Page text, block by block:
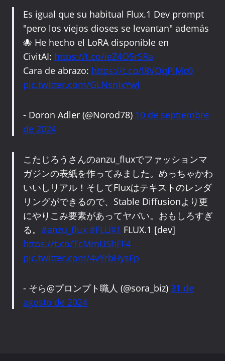
Es igual que su habitual Flux.1 Dev prompt
"pero los viejos dioses se levantan" además
🐙 He hecho el LoRA disponible en
CivitAI: https://t.co/ieZ4O5rSRa
Cara de abrazo: https://t.co/l8VOqPlMc0
pic.twitter.com/GLNsnIxYwJ
- Doron Adler (@Norod78) 10 de septiembre
de 2024
こたじろうさんのanzu_fluxでファッションマ
ガジンの表紙を作ってみました。めっちゃかわ
いいしリアル！そしてFluxはテキストのレンダ
リングができるので、Stable Diffusionより更
にやりこみ要素があってヤバい。おもしろすぎ
る。 #anzu_flux #FLUX1 FLUX.1 [dev]
https://t.co/TcMmUShFF4
pic.twitter.com/4vYrbHysFp
- そら@プロンプト職人 (@sora_biz) 31 de
agosto de 2024